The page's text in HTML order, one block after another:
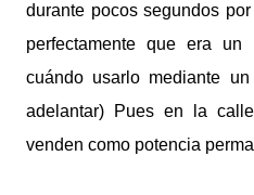
durante pocos segundos
perfectamente que era un
cuándo usarlo mediante
adelantar) Pues en la
venden como potencia